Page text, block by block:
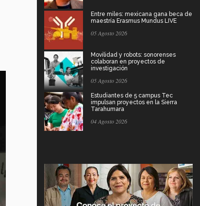
Entre miles: mexicana gana beca de
maestría Erasmus Mundus LIVE
05 Agosto 2026
Movilidad y robots: sonorenses
colaboran en proyectos de
investigación
05 Agosto 2026
Estudiantes de 5 campus Tec
impulsan proyectos en la Sierra
Tarahumara
04 Agosto 2026